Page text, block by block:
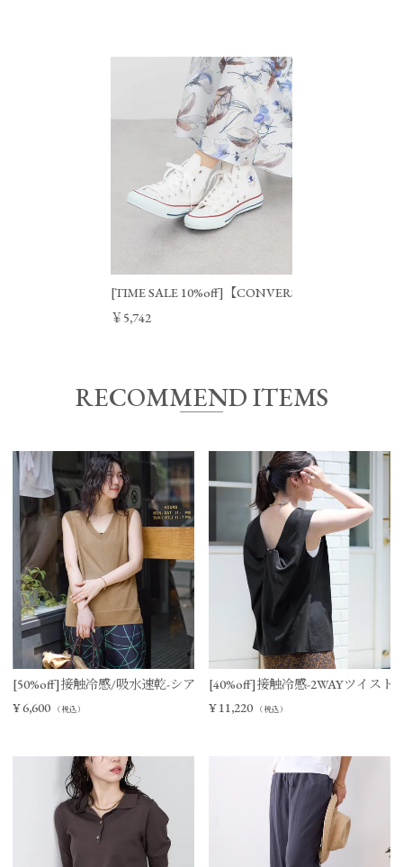
[TIME SALE 10%off]【CONVERSE】CANVAS ALL
￥5,742
RECOMMEND ITEMS
[50%off]接触冷感/吸水速乾-シアーVネックニットベスト
¥6,600 （税込）
[40%off]接触冷感-2WAYツイスト
¥ 11,220 （税込）